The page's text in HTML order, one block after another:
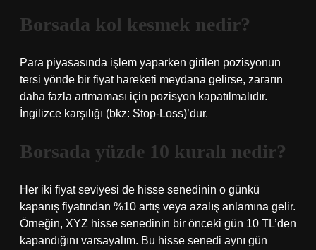
Borsada kol kesmek nedir?
Para piyasasında işlem yaparken girilen pozisyonun
tersi yönde bir fiyat hareketi meydana gelirse, zararın
daha fazla artmaması için pozisyon kapatılmalıdır.
İngilizce karşılığı (bkz: Stop-Loss)’dur.
Borsada yüzde 10 kuralı nedir?
Her iki fiyat seviyesi de hisse senedinin o günkü
kapanış fiyatından %10 artış veya azalış anlamına gelir.
Örneğin, XYZ hisse senedinin bir önceki gün 10 TL’den
kapandığını varsayalım. Bu hisse senedi aynı gün